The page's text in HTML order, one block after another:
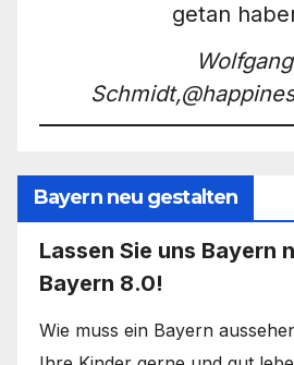
getan
Wolfgang
Bayern neu gestalten
Lassen Sie uns Bayern
Bayern 8.0!
Wie muss ein Bayern